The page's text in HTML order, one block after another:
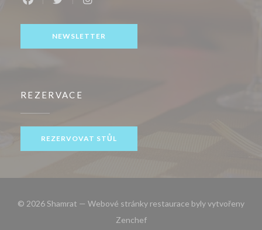
NEWSLETTER
REZERVACE
REZERVOVAT STŮL
© 2026 Shamrat — Webové stránky restaurace byly vytvořeny
Zenchef((otevře se v novém okně))